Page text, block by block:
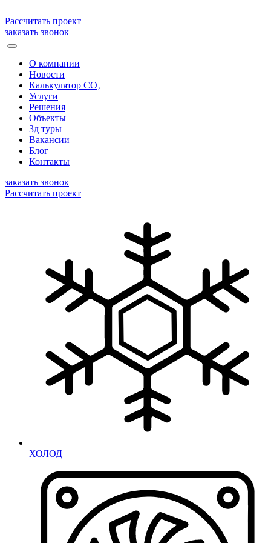
Рассчитать проект
заказать звонок
О компании
Новости
Калькулятор CO₂
Услуги
Решения
Объекты
3д туры
Вакансии
Блог
Контакты
заказать звонок
Рассчитать проект
ХОЛОД